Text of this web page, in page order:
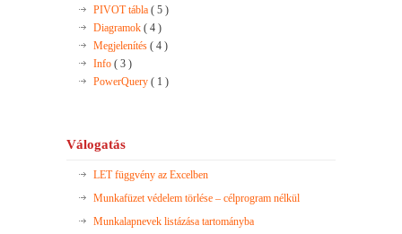
PIVOT tábla ( 5 )
Diagramok ( 4 )
Megjelenítés ( 4 )
Info ( 3 )
PowerQuery ( 1 )
Válogatás
LET függvény az Excelben
Munkafüzet védelem törlése – célprogram nélkül
Munkalapnevek listázása tartományba